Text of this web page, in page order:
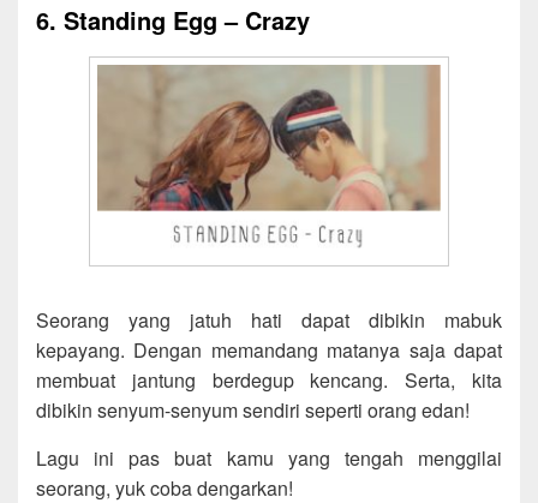
6. Standing Egg – Crazy
Seorang yang jatuh hati dapat dibikin mabuk
kepayang. Dengan memandang matanya saja dapat
membuat jantung berdegup kencang. Serta, kita
dibikin senyum-senyum sendiri seperti orang edan!
Lagu ini pas buat kamu yang tengah menggilai
seorang, yuk coba dengarkan!